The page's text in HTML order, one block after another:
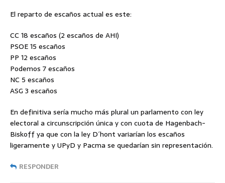
El reparto de escaños actual es este:
CC 18 escaños (2 escaños de AHI)
PSOE 15 escaños
PP 12 escaños
Podemos 7 escaños
NC 5 escaños
ASG 3 escaños
En definitiva sería mucho más plural un parlamento con ley
electoral a circunscripción única y con cuota de Hagenbach-
Biskoff ya que con la ley D´hont variarían los escaños
ligeramente y UPyD y Pacma se quedarían sin representación.
RESPONDER